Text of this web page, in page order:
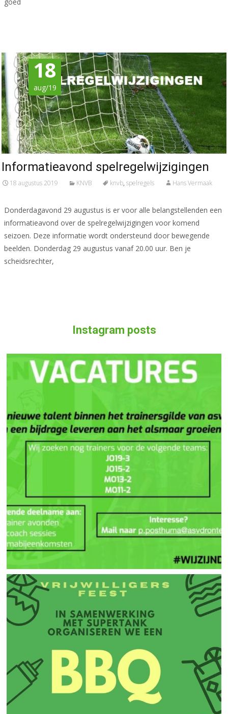
goed
18
aug/19
Informatieavond spelregelwijzigingen
18 augustus 2019 KNVB knvb, spelregels Hans Vermaak
Donderdagavond 29 augustus is er voor alle belangstellenden een
informatieavond over de spelregelwijzigingen voor komend
seizoen. Deze informatie wordt ondersteund door bewegende
beelden. Donderdag 29 augustus vanaf 20.00 uur. Ben je
scheidsrechter,
Instagram posts